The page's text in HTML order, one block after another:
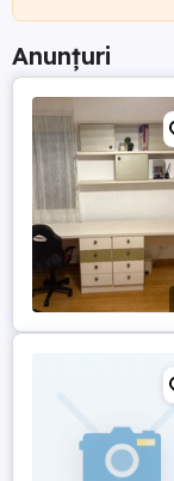
Anunțuri